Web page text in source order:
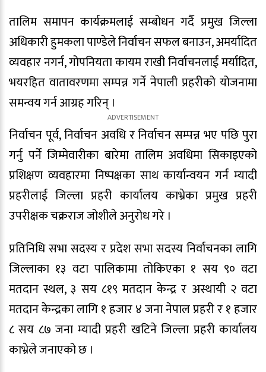
तालिम समापन कार्यक्रमलाई सम्बोधन गर्दै प्रमुख जिल्ला
अधिकारी हुमकला पाण्डेले निर्वाचन सफल बनाउन, अमर्यादित
व्यवहार नगर्न, गोपनियता कायम राखी निर्वाचनलाई मर्यादित,
भयरहित वातावरणमा सम्पन्न गर्ने नेपाली प्रहरीको योजनामा
समन्वय गर्न आग्रह गरिन् ।
निर्वाचन पूर्व, निर्वाचन अवधि र निर्वाचन सम्पन्न भए पछि पुरा
गर्नु पर्ने जिम्मेवारीका बारेमा तालिम अवधिमा सिकाइएको
प्रशिक्षण व्यवहारमा निष्पक्षका साथ कार्यान्वयन गर्न म्यादी
प्रहरीलाई जिल्ला प्रहरी कार्यालय काभ्रेका प्रमुख प्रहरी
उपरीक्षक चक्रराज जोशीले अनुरोध गरे ।
प्रतिनिधि सभा सदस्य र प्रदेश सभा सदस्य निर्वाचनका लागि
जिल्लाका १३ वटा पालिकामा तोकिएका १ सय ९० वटा
मतदान स्थल, ३ सय ८१९ मतदान केन्द्र र अस्थायी २ वटा
मतदान केन्द्रका लागि १ हजार ४ जना नेपाल प्रहरी र १ हजार
८ सय ८७ जना म्यादी प्रहरी खटिने जिल्ला प्रहरी कार्यालय
काभ्रेले जनाएको छ ।